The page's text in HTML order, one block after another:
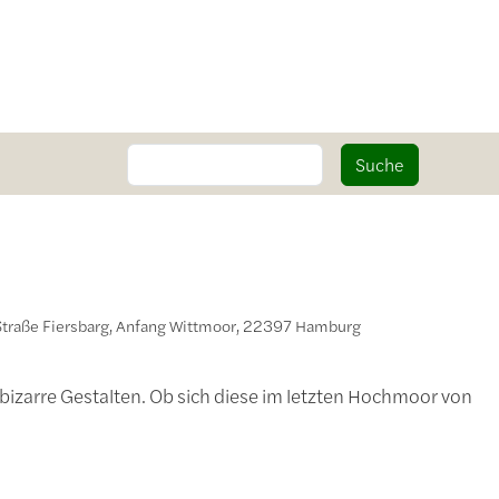
Suche Suche
Fiersbarg, Anfang Wittmoor, 22397 Hamburg
Gestalten. Ob sich diese im letzten Hochmoor von